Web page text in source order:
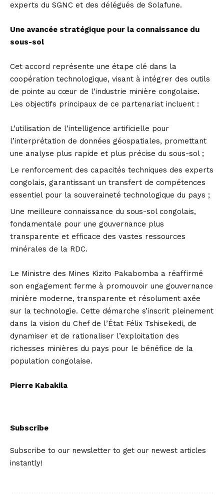
experts du SGNC et des délégués de Solafune.
Une avancée stratégique pour la connaissance du
sous-sol
Cet accord représente une étape clé dans la
coopération technologique, visant à intégrer des outils
de pointe au cœur de l’industrie minière congolaise.
Les objectifs principaux de ce partenariat incluent :
L’utilisation de l’intelligence artificielle pour
l’interprétation de données géospatiales, promettant
une analyse plus rapide et plus précise du sous-sol ;
Le renforcement des capacités techniques des experts
congolais, garantissant un transfert de compétences
essentiel pour la souveraineté technologique du pays ;
Une meilleure connaissance du sous-sol congolais,
fondamentale pour une gouvernance plus
transparente et efficace des vastes ressources
minérales de la RDC.
Le Ministre des Mines Kizito Pakabomba a réaffirmé
son engagement ferme à promouvoir une gouvernance
minière moderne, transparente et résolument axée
sur la technologie. Cette démarche s’inscrit pleinement
dans la vision du Chef de l’État Félix Tshisekedi, de
dynamiser et de rationaliser l’exploitation des
richesses minières du pays pour le bénéfice de la
population congolaise.
Pierre Kabakila
Subscribe
Subscribe to our newsletter to get our newest articles
instantly!